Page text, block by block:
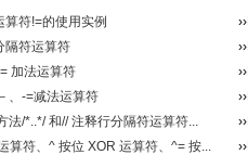
算符!=的使用实例 ››
隔符运算符 ››
加法运算符 ››
、-=减法运算符 ››
法/*..*/ 和// 注释行分隔符运算符... ››
算符、^ 按位 XOR 运算符、^= 按... ››